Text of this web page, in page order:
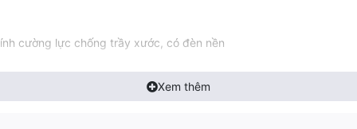
cường lực chống trầy xước, có đèn nền
Xem thêm